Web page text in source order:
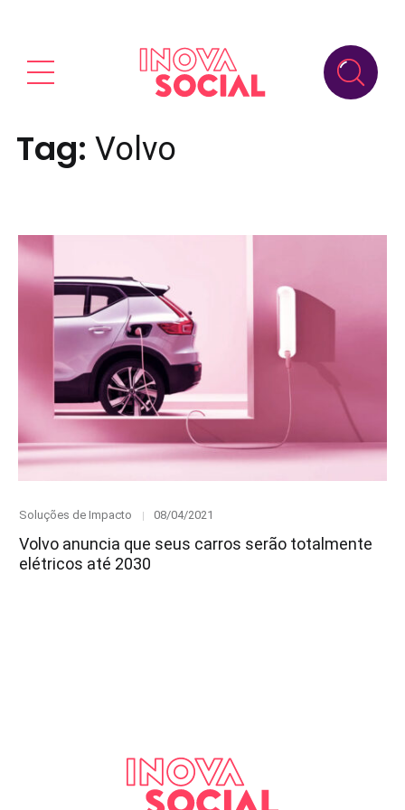
Tag: Volvo
Category
Soluções de Impacto
Posted
08/04/2021
Volvo anuncia que seus carros serão totalmente
elétricos até 2030